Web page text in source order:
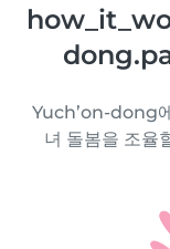
Yuch’on-dong
녀 돌봄을 조율